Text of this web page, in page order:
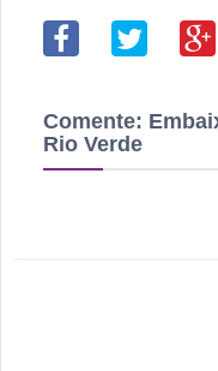
Comente:
Rio Verde